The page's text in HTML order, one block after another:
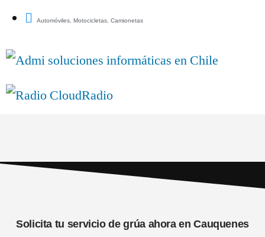
Automóviles, Motocicletas, Camionetas
Solicita tu servicio de grúa ahora en Cauquenes